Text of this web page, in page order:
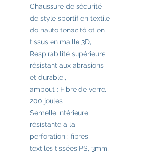
Chaussure de sécurité
de style sportif en textile
de haute tenacité et en
tissus en maille 3D,
Respirabilité supérieure
résistant aux abrasions
et durable,,
ambout : Fibre de verre,
200 joules
Semelle intérieure
résistante à la
perforation : fibres
textiles tissées PS, 3mm,